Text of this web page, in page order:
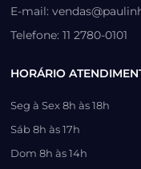
E-mail:
Telefone: 11 2780-0101
HORÁRIO
Seg à Sex 8h às 18h
Sáb 8h às 17h
Dom 8h às 14h